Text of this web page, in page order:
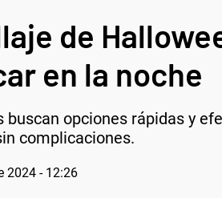
de
en la noche
buscan opciones rápidas y
complicaciones.
2024 - 12:26